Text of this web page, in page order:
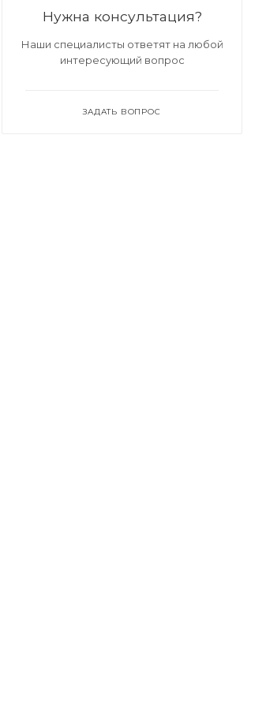
Нужна консультация?
Наши специалисты ответят на любой
интересующий вопрос
ЗАДАТЬ ВОПРОС